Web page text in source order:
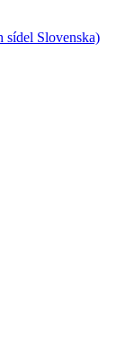
sídel Slovenska)